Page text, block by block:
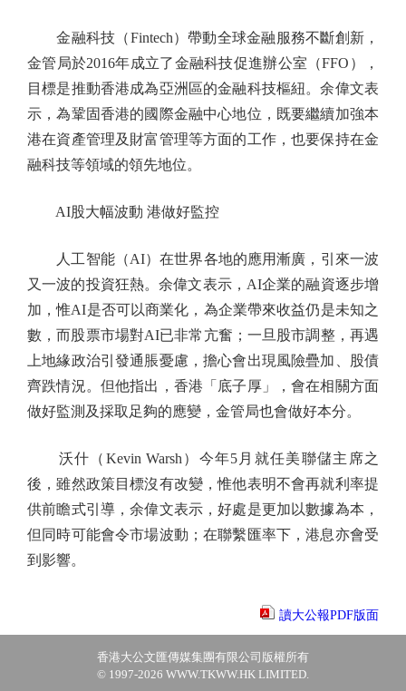
金融科技（Fintech）帶動全球金融服務不斷創新，
金管局於2016年成立了金融科技促進辦公室（FFO），
目標是推動香港成為亞洲區的金融科技樞紐。余偉文表
示，為鞏固香港的國際金融中心地位，既要繼續加強本
港在資產管理及財富管理等方面的工作，也要保持在金
融科技等領域的領先地位。
AI股大幅波動 港做好監控
人工智能（AI）在世界各地的應用漸廣，引來一波
又一波的投資狂熱。余偉文表示，AI企業的融資逐步增
加，惟AI是否可以商業化，為企業帶來收益仍是未知之
數，而股票市場對AI已非常亢奮；一旦股市調整，再遇
上地緣政治引發通脹憂慮，擔心會出現風險疊加、股債
齊跌情況。但他指出，香港「底子厚」，會在相關方面
做好監測及採取足夠的應變，金管局也會做好本分。
沃什（Kevin Warsh）今年5月就任美聯儲主席之
後，雖然政策目標沒有改變，惟他表明不會再就利率提
供前瞻式引導，余偉文表示，好處是更加以數據為本，
但同時可能會令市場波動；在聯繫匯率下，港息亦會受
到影響。
讀大公報PDF版面
香港大公文匯傳媒集團有限公司版權所有
© 1997-2026 WWW.TKWW.HK LIMITED.